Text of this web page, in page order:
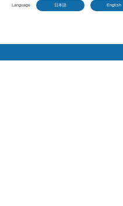
Language 日本語 English